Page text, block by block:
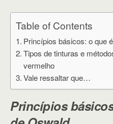
Table of Contents
Princípios básicos: o que
Tipos de tinturas e
vermelho
Vale ressaltar que…
Princípios